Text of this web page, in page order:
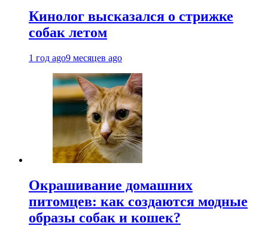
Кинолог высказался о стрижке
собак летом
1 год ago9 месяцев ago
Окрашивание домашних
питомцев: как создаются модные
образы собак и кошек?